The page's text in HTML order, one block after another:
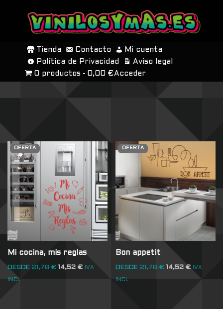
SALTAR
CONTENIDO
Tienda Contacto
Mi cuenta
Política de Privacidad
Aviso legal
0 productos
0,00 € Acceder
OFERTA
Mi cocina, mis reglas
DESDE 21,78€ 14,52 € IVA
INCL
OFERTA
Bon appetit
DESDE 21,78€ 14,52€ IVA
INCL